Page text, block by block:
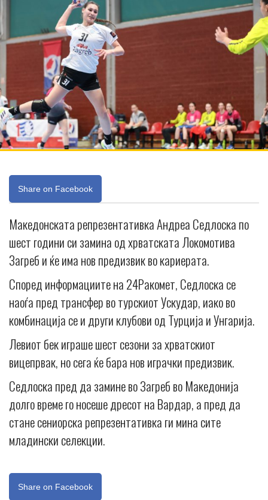
Share on Facebook
Македонската репрезентативка Андреа Седлоска по
шест години си замина од хрватската Локомотива
Загреб и ќе има нов предизвик во кариерата.
Според информациите на 24Ракомет, Седлоска се
наоѓа пред трансфер во турскиот Ускудар, иако во
комбинација се и други клубови од Турција и Унгарија.
Левиот бек играше шест сезони за хрватскиот
вицепрвак, но сега ќе бара нов играчки предизвик.
Седлоска пред да замине во Загреб во Македонија
долго време го носеше дресот на Вардар, а пред да
стане сениорска репрезентативка ги мина сите
младински селекции.
Share on Facebook